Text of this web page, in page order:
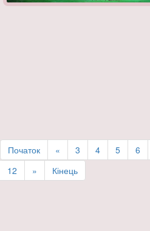
Початок « 3 4 5 6
12
» Кінець